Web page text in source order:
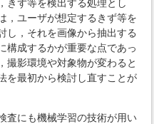
きず等を検出する処理とし
，ユーザが想定するきず等を
し，それを画像から抽出する
構成するかが重要な点であっ
撮影環境や対象物が変わると
を最初から検討し直すことが
査にも機械学習の技術が用い